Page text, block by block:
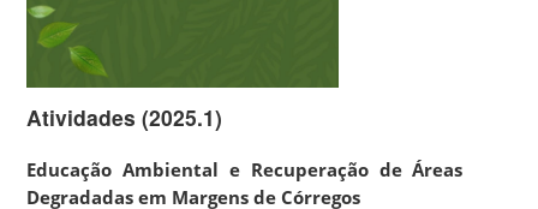
Atividades (2025.1)
Educação Ambiental e Recuperação de Áreas
Degradadas em Margens de Córregos